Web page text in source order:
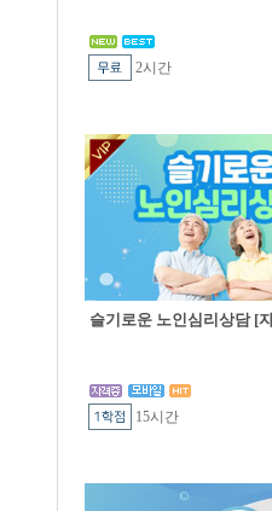
2시간
슬기로운 노인심리상담 [
15시간